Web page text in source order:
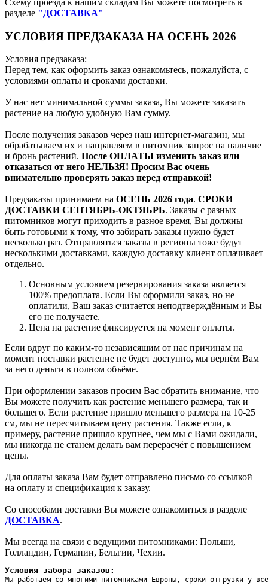
разделе "ДОСТАВКА"
УСЛОВИЯ ПРЕДЗАКАЗА НА ОСЕНЬ 2026
Условия предзаказа:
Перед тем, как оформить заказ ознакомьтесь, пожалуйста, с
условиями оплаты и сроками доставки.
У нас нет минимальной суммы заказа, Вы можете заказать
растение на любую удобную Вам сумму.
После получения заказов через наш интернет-магазин, мы
обрабатываем их и направляем в питомник запрос на наличие
и бронь растений. После ОПЛАТЫ изменить заказ или
отказаться от него НЕЛЬЗЯ! Просим Вас очень
внимательно проверять заказ перед отправкой!
Предзаказы принимаем на ОСЕНЬ 2026 года. СРОКИ
ДОСТАВКИ СЕНТЯБРЬ-ОКТЯБРЬ. Заказы с разных
питомников могут приходить в разное время, Вы должны
быть готовыми к тому, что забирать заказы нужно будет
несколько раз. Отправляться заказы в регионы тоже будут
несколькими доставками, каждую доставку клиент оплачивает
отдельно.
Основным условием резервирования заказа является
100% предоплата. Если Вы оформили заказ, но не
оплатили, Ваш заказ считается неподтверждённым и Вы
его не получаете.
Цена на растение фиксируется на момент оплаты.
Если вдруг по каким-то независящим от нас причинам на
момент поставки растение не будет доступно, мы вернём Вам
за него деньги в полном объёме.
При оформлении заказов просим Вас обратить внимание, что
Вы можете получить как растение меньшего размера, так и
большего. Если растение пришло меньшего размера на 10-25
см, мы не пересчитываем цену растения. Также если, к
примеру, растение пришло крупнее, чем мы с Вами ожидали,
мы никогда не станем делать вам перерасчёт с повышением
цены.
Для оплаты заказа Вам будет отправлено письмо со ссылкой
на оплату и спецификация к заказу.
Со способами доставки Вы можете ознакомиться в разделе
ДОСТАВКА.
Мы всегда на связи с ведущими питомниками: Польши,
Голландии, Германии, Бельгии, Чехии.
Условия забора заказов:
Мы работаем со многими питомниками Европы, сроки отгрузки у